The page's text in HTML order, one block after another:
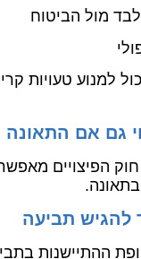
לבד מול הביטוח
למנוע טעויות
גם אם
הפיצויים
להגיש תביעה
ההתיישנות